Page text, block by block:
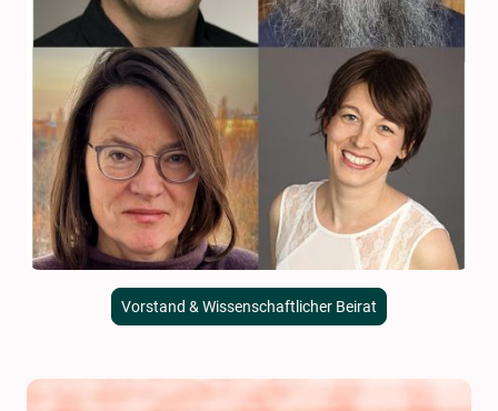
Vorstand & Wissenschaftlicher Beirat